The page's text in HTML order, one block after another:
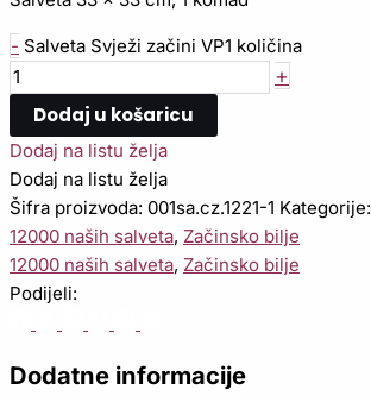
- Salveta Svježi začini VP1 količina
+
Dodaj u košaricu
Dodaj na listu želja
Dodaj na listu želja
Šifra proizvoda: 001sa.cz.1221-1 Kategorije:
12000 naših salveta, Začinsko bilje
12000 naših salveta, Začinsko bilje
Podijeli:
Dodatne informacije